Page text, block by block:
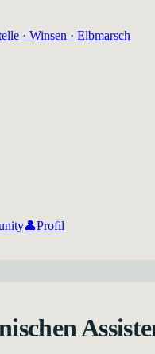
· Winsen · Elbmarsch
👤Profil